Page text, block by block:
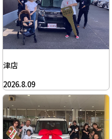
津店
2026.8.09